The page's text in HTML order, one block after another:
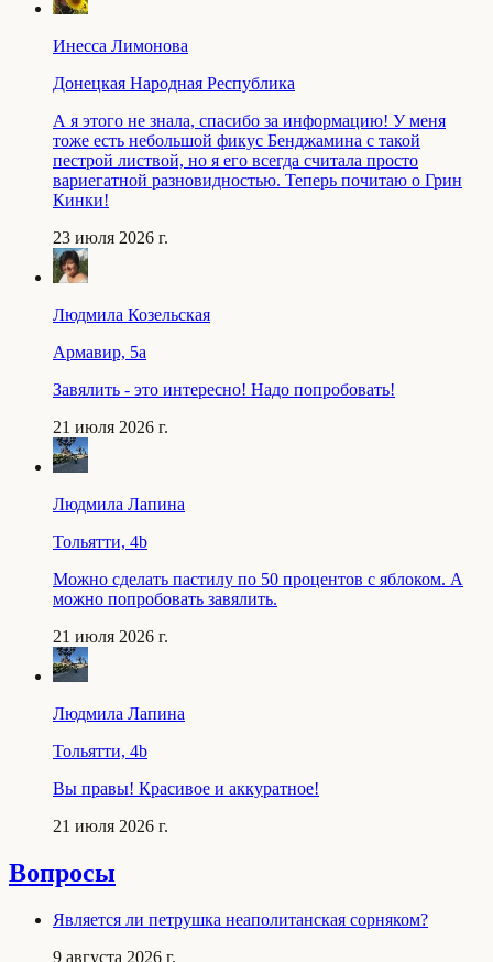
Инесса Лимонова
Донецкая Народная Республика
А я этого не знала, спасибо за информацию! У меня
тоже есть небольшой фикус Бенджамина с такой
пестрой листвой, но я его всегда считала просто
вариегатной разновидностью. Теперь почитаю о Грин
Кинки!
23 июля 2026 г.
Людмила Козельская
Армавир, 5a
Завялить - это интересно! Надо попробовать!
21 июля 2026 г.
Людмила Лапина
Тольятти, 4b
Можно сделать пастилу по 50 процентов с яблоком. А
можно попробовать завялить.
21 июля 2026 г.
Людмила Лапина
Тольятти, 4b
Вы правы! Красивое и аккуратное!
21 июля 2026 г.
Вопросы
Является ли петрушка неаполитанская сорняком?
9 августа 2026 г.